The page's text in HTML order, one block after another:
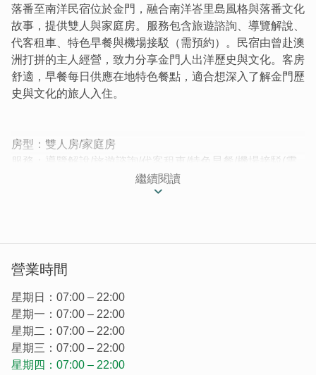
落番至南洋民宿位於金門，融合南洋峇里島風格與落番文化
故事，提供雙人與家庭房。服務包含旅遊諮詢、導覽解說、
代客租車、特色早餐與機場接駁（需預約）。民宿由曾赴澳
洲打拼的主人經營，致力分享金門人出洋歷史與文化。客房
舒適，早餐每日供應在地特色餐點，適合想深入了解金門歷
史與文化的旅人入住。
房型：雙人房/家庭房
服務：導覽解說/旅遊諮詢/代客租車/特色早餐/機場接駁(需
繼續閱讀
營業時間
星期日：07:00 – 22:00
星期一：07:00 – 22:00
星期二：07:00 – 22:00
星期三：07:00 – 22:00
星期四：07:00 – 22:00